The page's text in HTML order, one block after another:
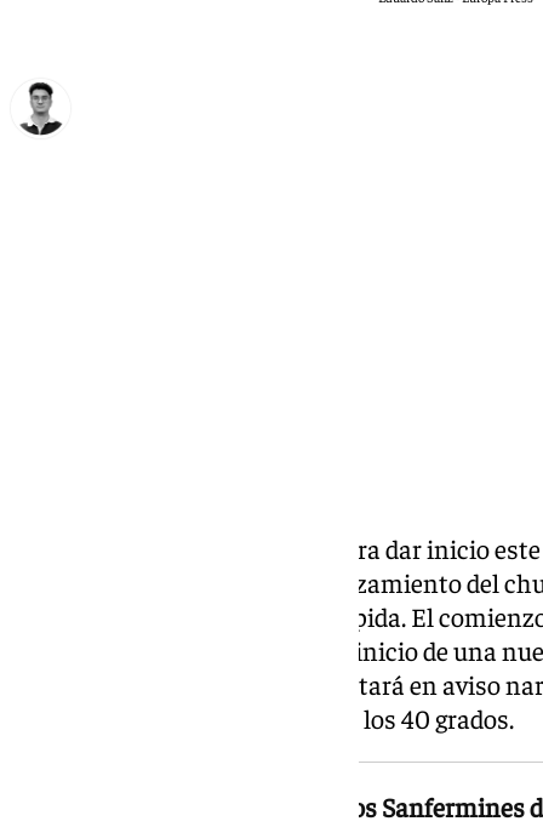
Pamplona ya está preparada para dar inicio
Sanfermines de 2026 con el lanzamiento del
204 horas, de fiesta ininterrumpida. El
estará marcado, a su vez, por el inicio de una
centro de la Comunidad foral estará en aviso
máximas, que podrían alcanzar los 40 grados.
Los encargados de dar inicio a los